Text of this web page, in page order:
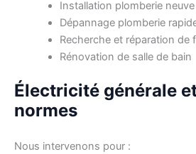
Installation plomberie neuve
Dépannage plomberie
Recherche et réparation de
Rénovation de salle de bain
Électricité générale
normes
Nous intervenons pour :